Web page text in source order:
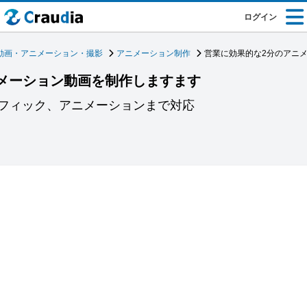
ログイン
画・アニメーション・撮影 アニメーション制作 営業に効果的な2分のアニ
ーション動画を制作しますます
ィック、アニメーションまで対応